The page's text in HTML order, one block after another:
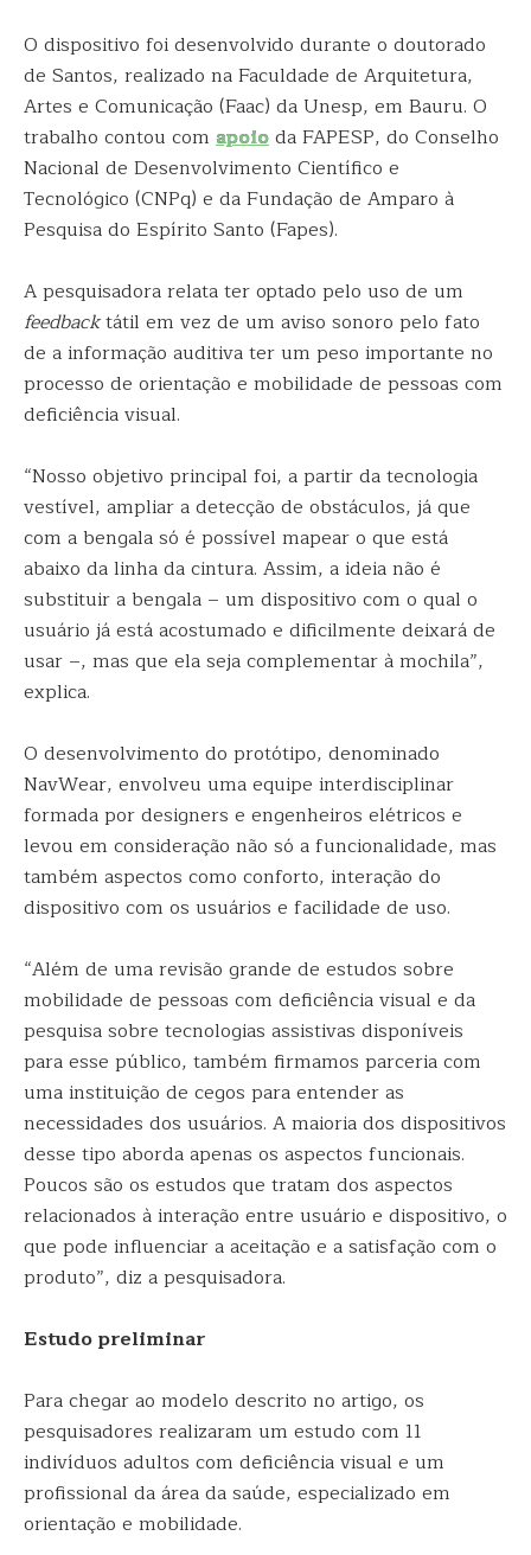
O dispositivo foi desenvolvido durante o doutorado
de Santos, realizado na Faculdade de Arquitetura,
Artes e Comunicação (Faac) da Unesp, em Bauru. O
trabalho contou com apoioda FAPESP, do Conselho
Nacional de Desenvolvimento Científico e
Tecnológico (CNPq) e da Fundação de Amparo à
Pesquisa do Espírito Santo (Fapes).
A pesquisadora relata ter optado pelo uso de um
feedbacktátil em vez de um aviso sonoro pelo fato
de a informação auditiva ter um peso importante no
processo de orientação e mobilidade de pessoas com
deficiência visual.
“Nosso objetivo principal foi, a partir da tecnologia
vestível, ampliar a detecção de obstáculos, já que
com a bengala só é possível mapear o que está
abaixo da linha da cintura. Assim, a ideia não é
substituir a bengala – um dispositivo com o qual o
usuário já está acostumado e dificilmente deixará de
usar –, mas que ela seja complementar à mochila”,
explica.
O desenvolvimento do protótipo, denominado
NavWear, envolveu uma equipe interdisciplinar
formada por designers e engenheiros elétricos e
levou em consideração não só a funcionalidade, mas
também aspectos como conforto, interação do
dispositivo com os usuários e facilidade de uso.
“Além de uma revisão grande de estudos sobre
mobilidade de pessoas com deficiência visual e da
pesquisa sobre tecnologias assistivas disponíveis
para esse público, também firmamos parceria com
uma instituição de cegos para entender as
necessidades dos usuários. A maioria dos dispositivos
desse tipo aborda apenas os aspectos funcionais.
Poucos são os estudos que tratam dos aspectos
relacionados à interação entre usuário e dispositivo, o
que pode influenciar a aceitação e a satisfação com o
produto”, diz a pesquisadora.
Estudo preliminar
Para chegar ao modelo descrito no artigo, os
pesquisadores realizaram um estudo com 11
indivíduos adultos com deficiência visual e um
profissional da área da saúde, especializado em
orientação e mobilidade.